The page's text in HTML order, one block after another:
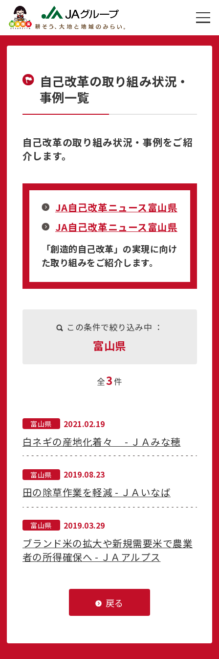
自己改革の取り組み状況・
事例一覧
自己改革の取り組み状況・事例をご紹
介します。
JA自己改革ニュース富山県
JA自己改革ニュース富山県
「創造的自己改革」の実現に向け
た取り組みをご紹介します。
この条件で絞り込み中 ：
富山県
全3件
富山県 2021.02.19
白ネギの産地化着々 - ＪＡみな穂
富山県 2019.08.23
田の除草作業を軽減 - ＪＡいなば
富山県 2019.03.29
ブランド米の拡大や新規需要米で農業
者の所得確保へ - ＪＡアルプス
戻る